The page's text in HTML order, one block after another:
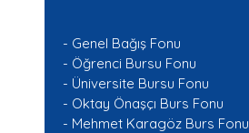
- Genel Bağış Fonu
- Öğrenci Bursu Fonu
- Üniversite Bursu Fonu
- Oktay Önaşçı Burs Fonu
- Mehmet Karagöz Burs Fonu